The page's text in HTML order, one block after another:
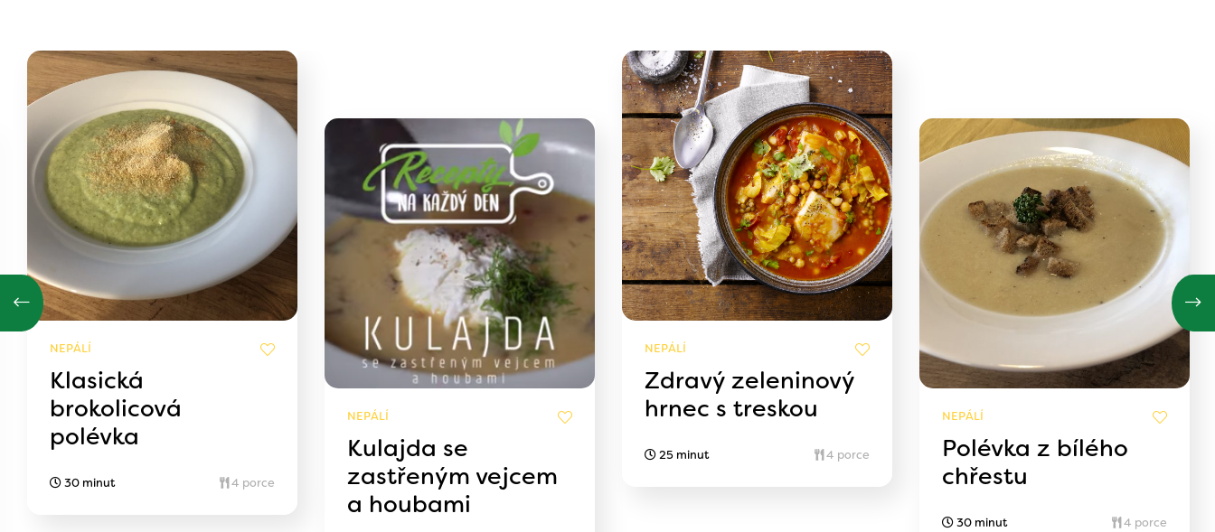
NEPÁLÍ
Klasická
brokolicová
polévka
30 minut 4 porce
NEPÁLÍ
Kulajda se
zastřeným vejcem
a houbami
NEPÁLÍ
Zdravý zeleninový
hrnec s treskou
25 minut 4 porce
NEPÁLÍ
Polévka z bílého
chřestu
30 minut 4 porce